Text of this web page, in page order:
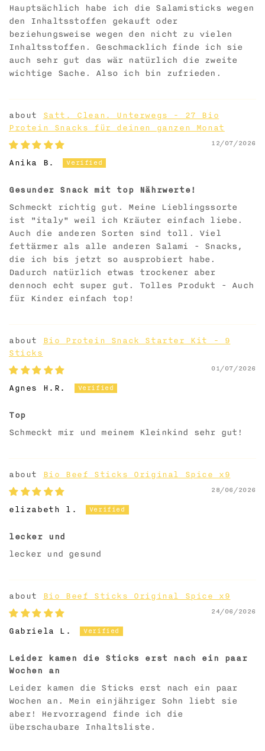
Hauptsächlich habe ich die Salamisticks wegen
den Inhaltsstoffen gekauft oder
beziehungsweise wegen den nicht zu vielen
Inhaltsstoffen. Geschmacklich finde ich sie
auch sehr gut das wär natürlich die zweite
wichtige Sache. Also ich bin zufrieden.
Satt. Clean. Unterwegs - 27 Bio
Protein Snacks für deinen ganzen Monat
12/07/2026
Anika B.
Gesunder Snack mit top Nährwerte!
Schmeckt richtig gut. Meine Lieblingssorte
ist "italy" weil ich Kräuter einfach liebe.
Auch die anderen Sorten sind toll. Viel
fettärmer als alle anderen Salami - Snacks,
die ich bis jetzt so ausprobiert habe.
Dadurch natürlich etwas trockener aber
dennoch echt super gut. Tolles Produkt - Auch
für Kinder einfach top!
Bio Protein Snack Starter Kit - 9
Sticks
01/07/2026
Agnes H.R.
Top
Schmeckt mir und meinem Kleinkind sehr gut!
Bio Beef Sticks Original Spice x9
28/06/2026
elizabeth l.
lecker und
lecker und gesund
Bio Beef Sticks Original Spice x9
24/06/2026
Gabriela L.
Leider kamen die Sticks erst nach ein paar
Wochen an
Leider kamen die Sticks erst nach ein paar
Wochen an. Mein einjähriger Sohn liebt sie
aber! Hervorragend finde ich die
überschaubare Inhaltsliste.